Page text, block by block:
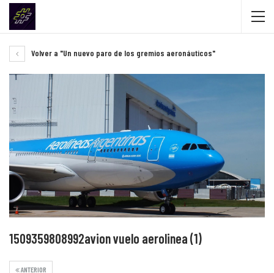
Volver a "Un nuevo paro de los gremios aeronáuticos"
1509359808992avion vuelo aerolinea (1)
ANTERIOR